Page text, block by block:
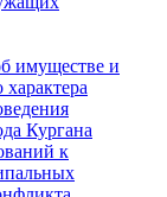
имуществе и
Кургана
к